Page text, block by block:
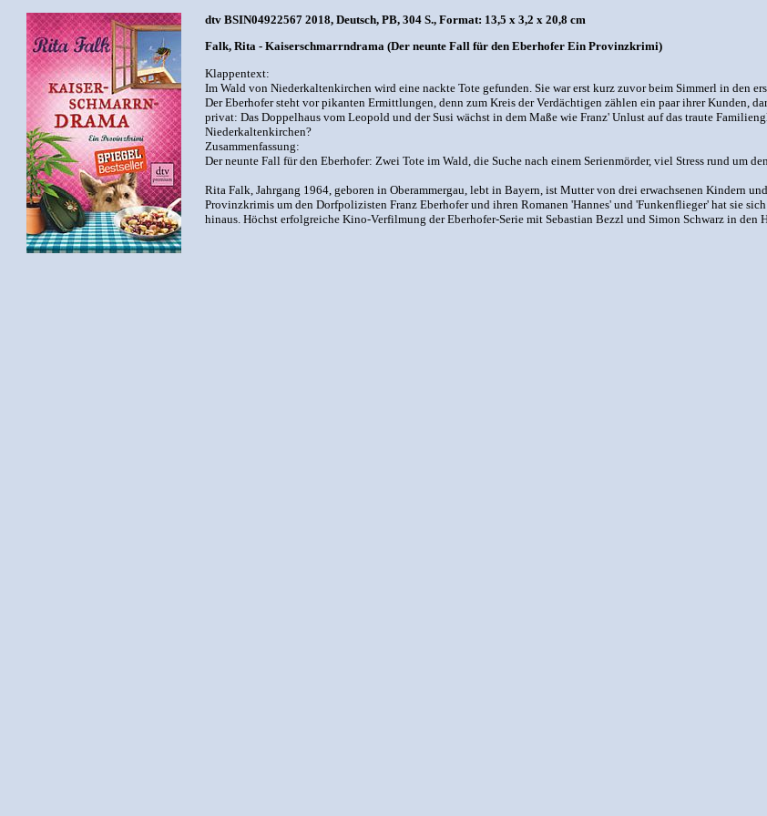
dtv BSIN04922567 2018, Deutsch, PB, 304 S., Format: 13,5 x 3,2 x 20,8 cm
Falk, Rita - Kaiserschmarrndrama (Der neunte Fall für den Eberhofer Ein Provinzkrimi)
Klappentext:
Im Wald von Niederkaltenkirchen wird eine nackte Tote gefunden. Sie war erst kurz zuvor beim Simmerl in den
Der Eberhofer steht vor pikanten Ermittlungen, denn zum Kreis der Verdächtigen zählen ein paar ihrer Kunden,
privat: Das Doppelhaus vom Leopold und der Susi wächst in dem Maße wie Franz' Unlust auf das traute
Niederkaltenkirchen?
Zusammenfassung:
Der neunte Fall für den Eberhofer: Zwei Tote im Wald, die Suche nach einem Serienmörder, viel Stress rund um
Rita Falk, Jahrgang 1964, geboren in Oberammergau, lebt in Bayern, ist Mutter von drei erwachsenen Kindern
Provinzkrimis um den Dorfpolizisten Franz Eberhofer und ihren Romanen 'Hannes' und 'Funkenflieger' hat sie
hinaus. Höchst erfolgreiche Kino-Verfilmung der Eberhofer-Serie mit Sebastian Bezzl und Simon Schwarz in den